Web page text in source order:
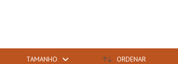
TAMANHO ORDENAR